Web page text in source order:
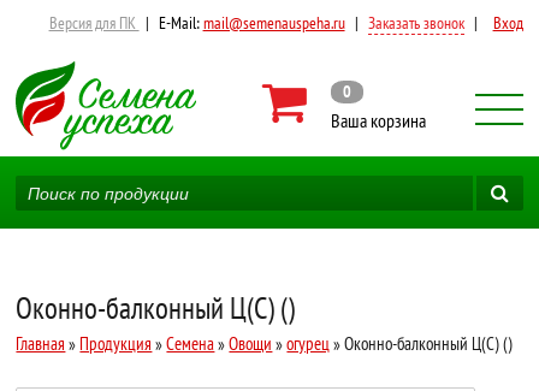
Версия для ПК | E-Mail:mail@semenauspeha.ru | Заказать звонок | Вход
0
Ваша корзина
Оконно-балконный Ц(С) ()
Главная » Продукция »Семена»Овощи »огурец » Оконно-балконный Ц(С) ()